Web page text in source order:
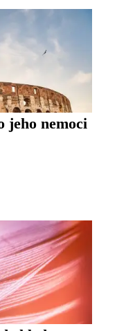
jeho nemoci